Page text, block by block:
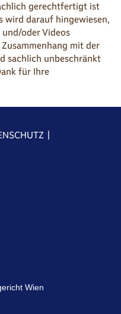
gerechtfertigt ist
wird darauf hingewiesen,
oder Videos
mit der
sachlich unbeschränkt
für Ihre
|
Wien